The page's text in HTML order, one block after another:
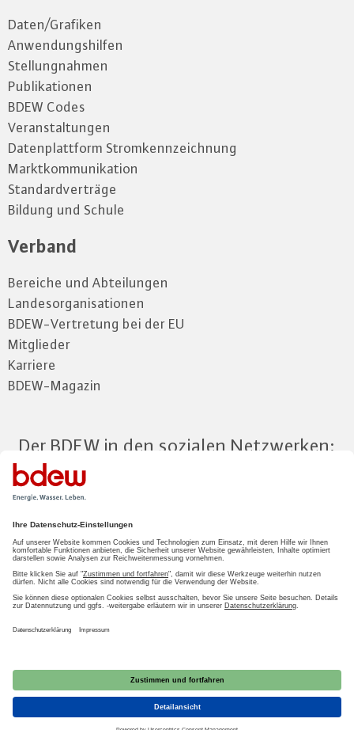
Daten/Grafiken
Anwendungshilfen
Stellungnahmen
Publikationen
BDEW Codes
Veranstaltungen
Datenplattform Stromkennzeichnung
Marktkommunikation
Standardverträge
Bildung und Schule
Verband
Bereiche und Abteilungen
Landesorganisationen
BDEW-Vertretung bei der EU
Mitglieder
Karriere
BDEW-Magazin
Der BDEW in den sozialen Netzwerken:
Zum Mitgliederbereich
LOGIN
2026 BDEW
Impressum|Datenschutz